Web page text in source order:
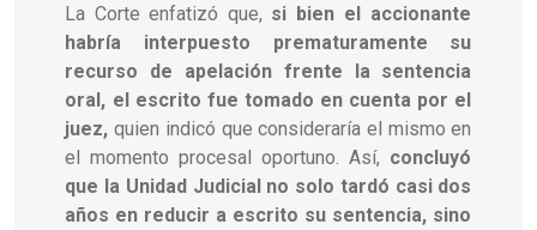
La Corte enfatizó que, si bien el accionante
habría interpuesto prematuramente su
recurso de apelación frente la sentencia
oral, el escrito fue tomado en cuenta por el
juez, quien indicó que consideraría el mismo en
el momento procesal oportuno. Así, concluyó
que la Unidad Judicial no solo tardó casi dos
años en reducir a escrito su sentencia, sino